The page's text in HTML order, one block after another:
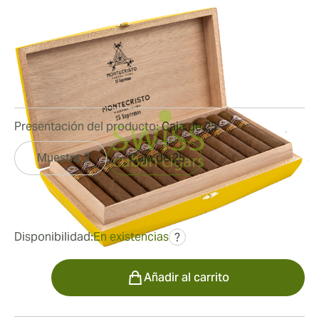
Medidor de anillo:55
Longitud:130 mm / 5.12 pulgadas
0Reseñas
690,67 € fue 1151,12 €
Disponibilidad:En existencias ?
Presentación del producto:Caja de 25
Muestra 3 Caja de 25
Cantidad
Añadir al carrito